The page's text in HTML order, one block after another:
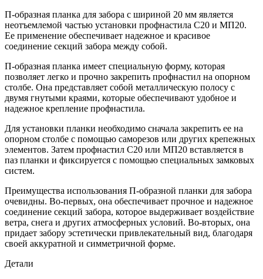
сигнальный
серый
(2м)
П-образная планка для забора с шириной 20 мм является
неотъемлемой частью установки профнастила С20 и МП20.
Ее применение обеспечивает надежное и красивое
соединение секций забора между собой.
П-образная планка имеет специальную форму, которая
позволяет легко и прочно закрепить профнастил на опорном
столбе. Она представляет собой металлическую полосу с
двумя гнутыми краями, которые обеспечивают удобное и
надежное крепление профнастила.
Для установки планки необходимо сначала закрепить ее на
опорном столбе с помощью саморезов или других крепежных
элементов. Затем профнастил С20 или МП20 вставляется в
паз планки и фиксируется с помощью специальных замковых
систем.
Преимущества использования П-образной планки для забора
очевидны. Во-первых, она обеспечивает прочное и надежное
соединение секций забора, которое выдерживает воздействие
ветра, снега и других атмосферных условий. Во-вторых, она
придает забору эстетически привлекательный вид, благодаря
своей аккуратной и симметричной форме.
Детали